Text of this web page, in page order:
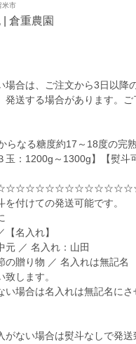
米市
倉重農園
合は、ご注文から3日以降
発送する場合があります。ご
らなる糖度約17～18度の完
玉：1200g～1300g】【熨斗
を付けての発送可能です。
名入れ】
元 ／ 名入れ：山田
の贈り物 ／ 名入れは無記名
します。
場合は名入れは無記名にさ
がない場合は熨斗なしで発送